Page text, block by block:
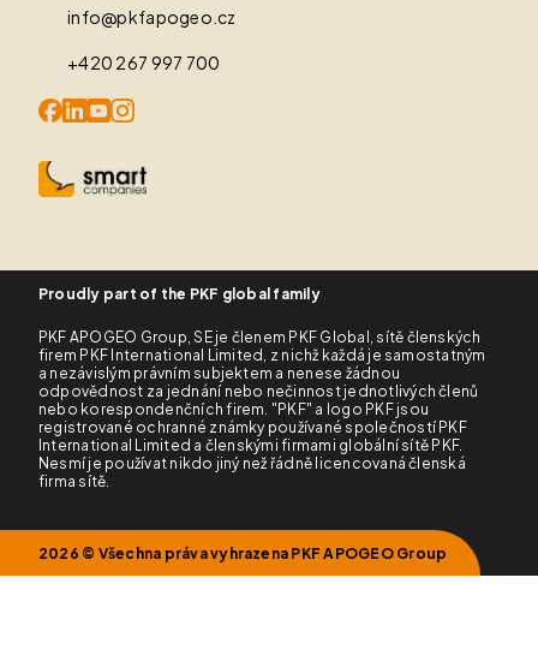
info@pkfapogeo.cz
+420 267 997 700
Proudly part of the PKF global family
PKF APOGEO Group, SE je členem PKF Global, sítě členských
firem PKF International Limited, z nichž každá je samostatným
a nezávislým právním subjektem a nenese žádnou
odpovědnost za jednání nebo nečinnost jednotlivých členů
nebo korespondenčních firem. "PKF" a logo PKF jsou
registrované ochranné známky používané společností PKF
International Limited a členskými firmami globální sítě PKF.
Nesmí je používat nikdo jiný než řádně licencovaná členská
firma sítě.
2026 © Všechna práva vyhrazena PKF APOGEO Group